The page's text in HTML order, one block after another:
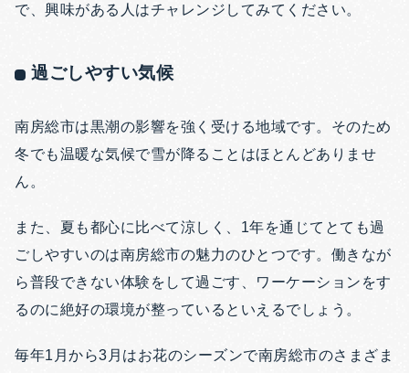
で、興味がある人はチャレンジしてみてください。
過ごしやすい気候
南房総市は黒潮の影響を強く受ける地域です。そのため
冬でも温暖な気候で雪が降ることはほとんどありませ
ん。
また、夏も都心に比べて涼しく、1年を通じてとても過
ごしやすいのは南房総市の魅力のひとつです。働きなが
ら普段できない体験をして過ごす、ワーケーションをす
るのに絶好の環境が整っているといえるでしょう。
毎年1月から3月はお花のシーズンで南房総市のさまざま